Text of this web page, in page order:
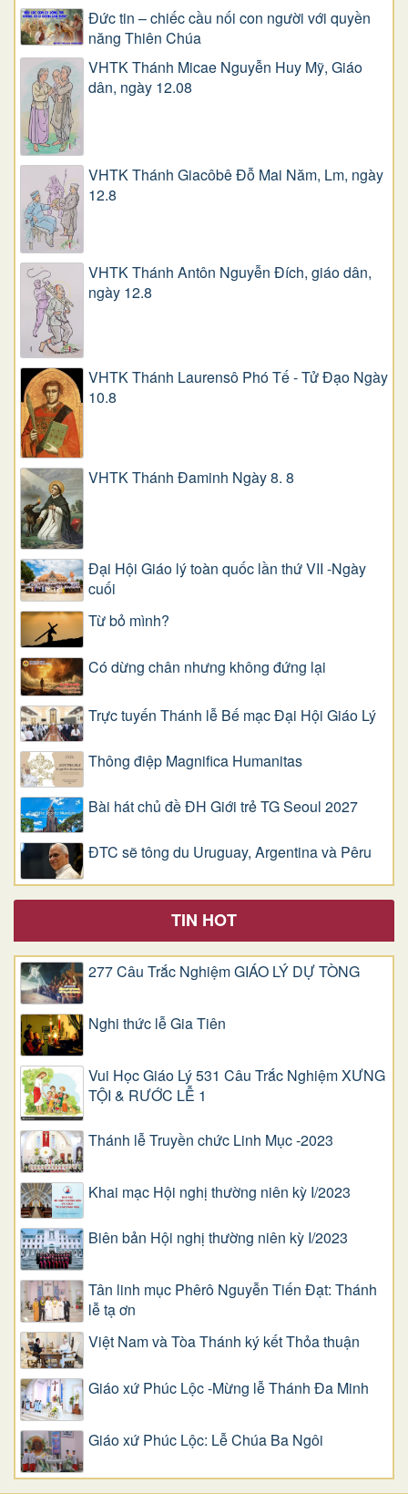
Đức tin – chiếc cầu nối con người với quyền
năng Thiên Chúa
VHTK Thánh Micae Nguyễn Huy Mỹ, Giáo
dân, ngày 12.08
VHTK Thánh Giacôbê Ðỗ Mai Năm, Lm, ngày
12.8
VHTK Thánh Antôn Nguyễn Ðích, giáo dân,
ngày 12.8
VHTK Thánh Laurensô Phó Tế - Tử Đạo Ngày
10.8
VHTK Thánh Đaminh Ngày 8. 8
Đại Hội Giáo lý toàn quốc lần thứ VII -Ngày
cuối
Từ bỏ mình?
Có dừng chân nhưng không đứng lại
Trực tuyến Thánh lễ Bế mạc Đại Hội Giáo Lý
Thông điệp Magnifica Humanitas
Bài hát chủ đề ĐH Giới trẻ TG Seoul 2027
ĐTC sẽ tông du Uruguay, Argentina và Pêru
TIN HOT
277 Câu Trắc Nghiệm GIÁO LÝ DỰ TÒNG
Nghi thức lễ Gia Tiên
Vui Học Giáo Lý 531 Câu Trắc Nghiệm XƯNG
TỘI & RƯỚC LỄ 1
Thánh lễ Truyền chức Linh Mục -2023
Khai mạc Hội nghị thường niên kỳ I/2023
Biên bản Hội nghị thường niên kỳ I/2023
Tân linh mục Phêrô Nguyễn Tiến Đạt: Thánh
lễ tạ ơn
Việt Nam và Tòa Thánh ký kết Thỏa thuận
Giáo xứ Phúc Lộc -Mừng lễ Thánh Đa Minh
Giáo xứ Phúc Lộc: Lễ Chúa Ba Ngôi